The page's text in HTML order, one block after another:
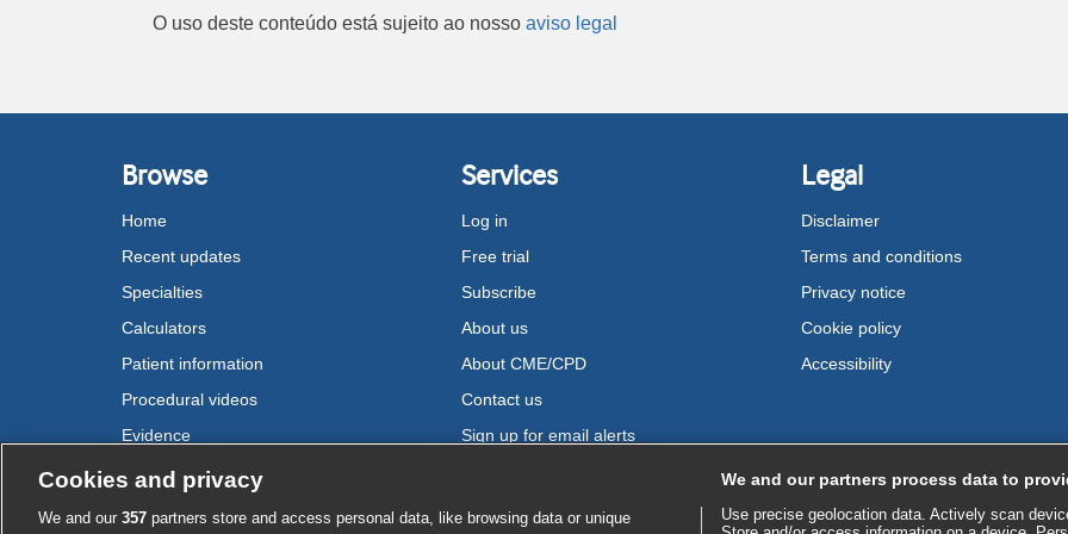
O uso deste conteúdo está sujeito ao nosso aviso legal
Browse
Home
Recent updates
Specialties
Calculators
Patient information
Procedural videos
Evidence
Services
Log in
Free trial
Subscribe
About us
About CME/CPD
Contact us
Sign up for email alerts
Legal
Disclaimer
Terms and conditions
Privacy notice
Cookie policy
Accessibility
Cookie settings
Cookies and privacy
We and our 357 partners store and access personal data, like browsing data or unique
We and our partners process data to
Use precise geolocation data. Actively scan